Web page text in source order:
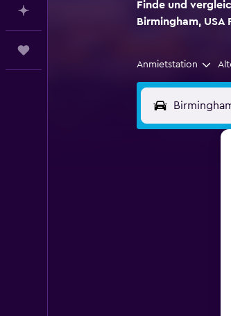
Finde und
Birmingham, USA
Anmietstation